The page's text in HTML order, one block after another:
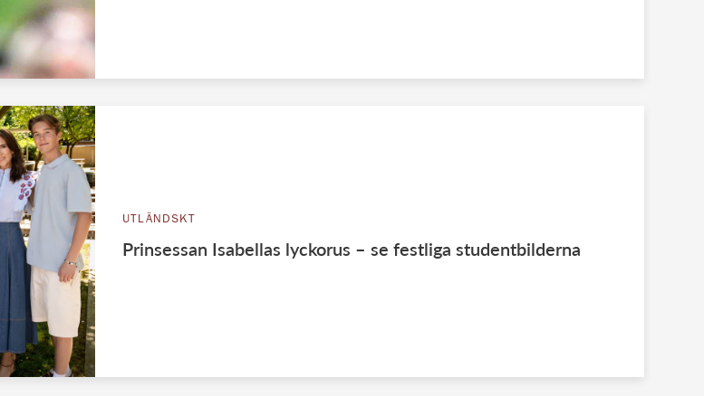
UTLÄNDSKT
Prinsessan Isabellas lyckorus – se festliga studentbilderna